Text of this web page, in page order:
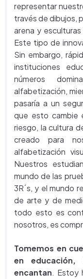
representar
través de dibujos,
arena y
Este tipo de
Sin embargo,
instituciones
números
alfabetización,
pasaría a un
que esto cambie
riesgo, la cultura
creado para
alfabetización
Nuestros
mundo de las
3R´s, y el mundo
de arte y de
todo esto es
nosotros, es
Tomemos en
en
encantan. Estoy